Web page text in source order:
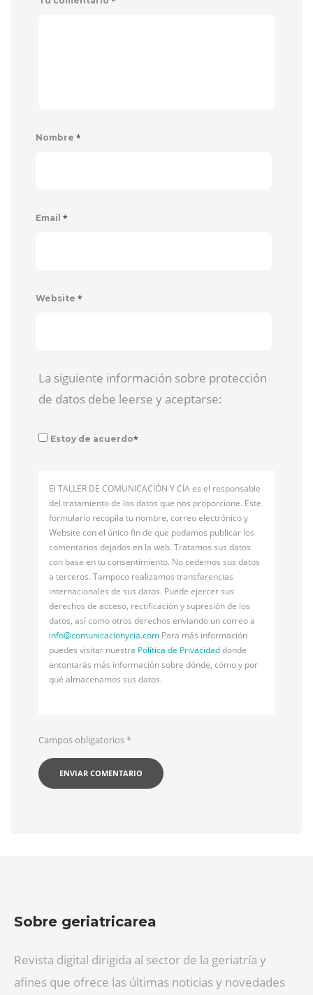
Nombre *
Email *
Website *
La siguiente información sobre protección
de datos debe leerse y aceptarse:
Estoy de acuerdo*
El TALLER DE COMUNICACIÓN Y CÍA es el responsable
del tratamiento de los datos que nos proporcione. Este
formulario recopila tu nombre, correo electrónico y
Website con el único fin de que podamos publicar los
comentarios dejados en la web. Tratamos sus datos
con base en tu consentimiento. No cedemos sus datos
a terceros. Tampoco realizamos transferencias
internacionales de sus datos. Puede ejercer sus
derechos de acceso, rectificación y supresión de los
datos, así como otros derechos enviando un correo a
info@comunicacionycia.com Para más información
puedes visitar nuestra Política de Privacidaddonde
entontarás más información sobre dónde, cómo y por
qué almacenamos sus datos.
Campos obligatorios*
Sobre geriatricarea
Revista digital dirigida al sector de la geriatría y
afines que ofrece las últimas noticias y novedades